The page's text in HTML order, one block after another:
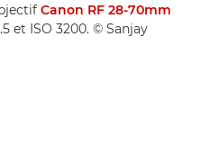
Canon RF 28-70mm
et ISO 3200. © Sanjay